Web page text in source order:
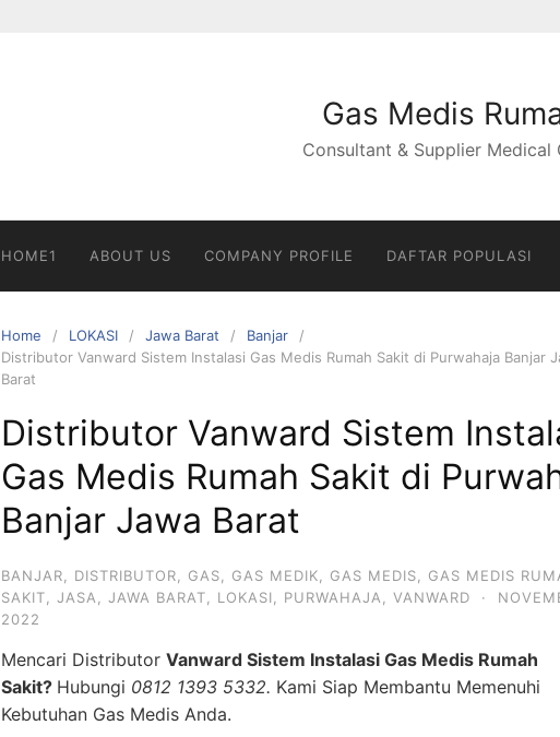
Gas Medis
Consultant & Supplier Medical
HOME1 ABOUT US COMPANY PROFILE DAFTAR POPULASI
Home LOKASI Jawa Barat
Banjar
Distributor Vanward Sistem Instalasi Gas Medis Rumah Sakit di Purwahaja Banjar
Barat
Distributor Vanward Sistem
Gas Medis Rumah Sakit di
Banjar Jawa Barat
BANJAR DISTRIBUTOR GAS GAS MEDIK GAS MEDIS
GAS MEDIS
SAKIT
JASA JAWA BARAT LOKASI PURWAHAJA VANWARD ·
2022
Mencari Distributor Vanward Sistem Instalasi Gas Medis Rumah
Sakit? Hubungi 0812 1393 5332. Kami Siap Membantu Memenuhi
Kebutuhan Gas Medis Anda.